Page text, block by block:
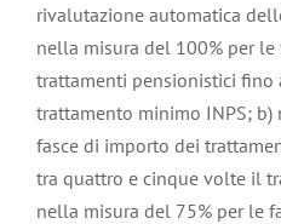
rivalutazione automatica
nella misura del 100% per
trattamenti pensionistici fino
trattamento minimo INPS;
fasce di importo dei
tra quattro e cinque volte il
nella misura del 75% per le